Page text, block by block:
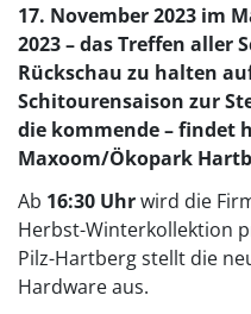
17. November 2023 im
2023 – das Treffen aller
Rückschau zu halten
Schitourensaison zur
die kommende – findet
Maxoom/Ökopark
Ab 16:30 Uhrwird die
Herbst-Winterkollektion
Pilz-Hartberg stellt die
Hardware aus.